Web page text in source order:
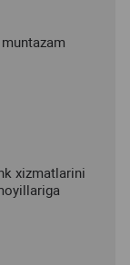
xizmatlarini